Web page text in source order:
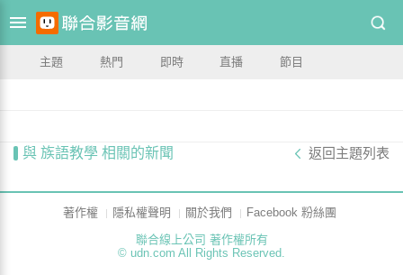
主題 熱門 即時 直播 節目
與 族語教學 相關的新聞 返回主題列表
著作權 隱私權聲明 關於我們
Facebook 粉絲團
聯合線上公司 著作權所有
© udn.com All Rights Reserved.